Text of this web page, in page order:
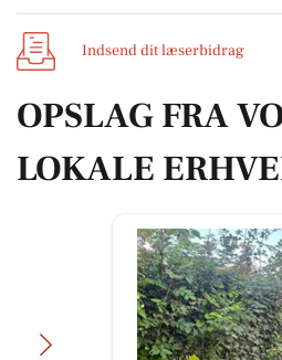
Indsend dit læserbidrag
OPSLAG FRA
LOKALE